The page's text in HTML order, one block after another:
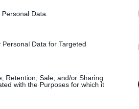
Data.
Data for Targeted
Retention, Sale, and/or Sharing
with the Purposes for which it